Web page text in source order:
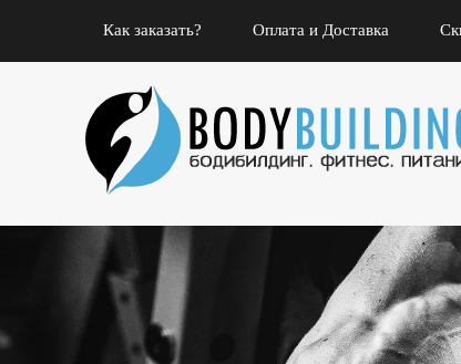
Как заказать? Оплата и Доставка